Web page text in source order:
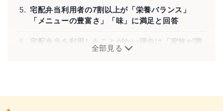
宅配弁当利用者の7割以上が「栄養バランス」
「メニューの豊富さ」「味」に満足と回答
宅配弁当を利用したことがない理由は「家族が調
理したものを食べたい」、続いて「料金が高そ
全部見る